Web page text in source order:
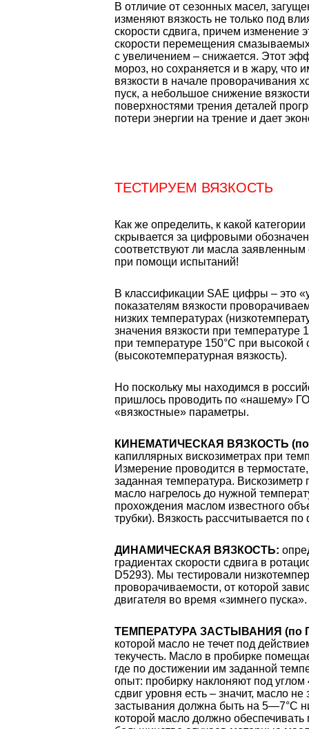
В отличие от сезонных масел,
изменяют вязкость не только под
скорости сдвига, причем
скорости перемещения смазываемых
с увеличением – снижается. Этот
мороз, но сохраняется и в жару, что
вязкости в начале проворачивания
пуск, а небольшое снижение
поверхностями трения деталей
потери энергии на трение и дает
ТЕСТИРУЕМ ВЯЗКОСТЬ
Как же определить, к какой
скрывается за цифровыми
соответствуют ли масла
при помощи испытаний!
В классификации SAE цифры – это
показателям вязкости
низких температурах
значения вязкости при температуре
при температуре 150°С при высокой
(высокотемпературная вязкость).
Но поскольку мы находимся в
пришлось проводить по «нашему»
«вязкостные» параметры.
КИНЕМАТИЧЕСКАЯ ВЯЗКОСТЬ
капиллярных вискозиметрах при
Измерение проводится в
заданная температура. Вискозиметр
масло нагрелось до нужной
прохождения маслом известного
трубки). Вязкость рассчитывается
ДИНАМИЧЕСКАЯ ВЯЗКОСТЬ:
градиентах скорости сдвига в
D5293). Мы тестировали
проворачиваемости, от которой
двигателя во время «зимнего пуска».
ТЕМПЕРАТУРА ЗАСТЫВАНИЯ (по
которой масло не течет под
текучесть. Масло в пробирке
где по достижении им заданной
опыт: пробирку наклоняют под углом
сдвиг уровня есть – значит, масло
застывания должна быть на 5—7°С
которой масло должно обеспечивать